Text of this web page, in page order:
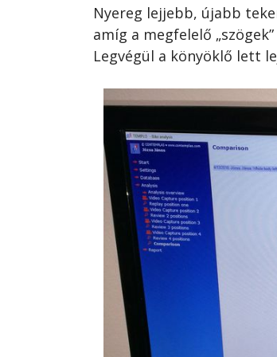
Nyereg lejjebb, újabb
amíg a megfelelő
Legvégül a könyöklő lett